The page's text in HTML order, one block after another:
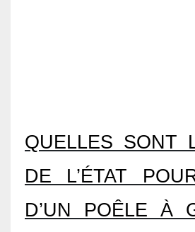
QUELLES SONT
DE L’ÉTAT
D’UN POÊLE À